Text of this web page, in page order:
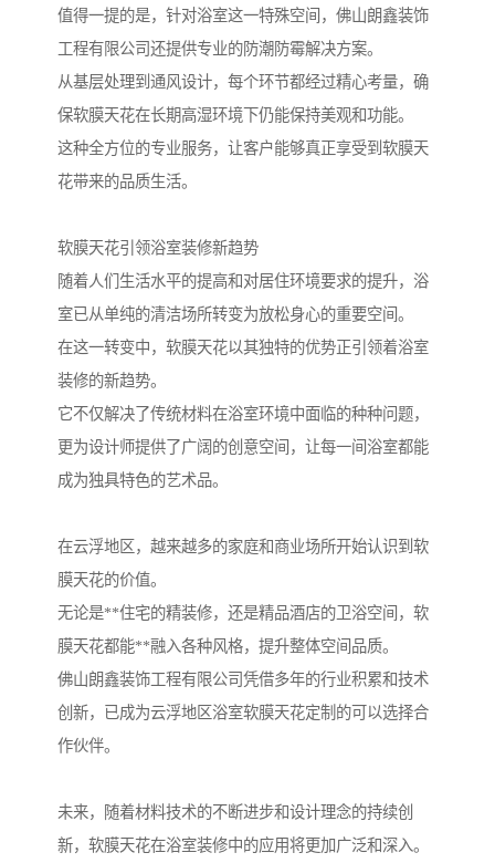
值得一提的是，针对浴室这一特殊空间，佛山朗鑫装饰
工程有限公司还提供专业的防潮防霉解决方案。
从基层处理到通风设计，每个环节都经过精心考量，确
保软膜天花在长期高湿环境下仍能保持美观和功能。
这种全方位的专业服务，让客户能够真正享受到软膜天
花带来的品质生活。
软膜天花引领浴室装修新趋势
随着人们生活水平的提高和对居住环境要求的提升，浴
室已从单纯的清洁场所转变为放松身心的重要空间。
在这一转变中，软膜天花以其独特的优势正引领着浴室
装修的新趋势。
它不仅解决了传统材料在浴室环境中面临的种种问题，
更为设计师提供了广阔的创意空间，让每一间浴室都能
成为独具特色的艺术品。
在云浮地区，越来越多的家庭和商业场所开始认识到软
膜天花的价值。
无论是**住宅的精装修，还是精品酒店的卫浴空间，软
膜天花都能**融入各种风格，提升整体空间品质。
佛山朗鑫装饰工程有限公司凭借多年的行业积累和技术
创新，已成为云浮地区浴室软膜天花定制的可以选择合
作伙伴。
未来，随着材料技术的不断进步和设计理念的持续创
新，软膜天花在浴室装修中的应用将更加广泛和深入。